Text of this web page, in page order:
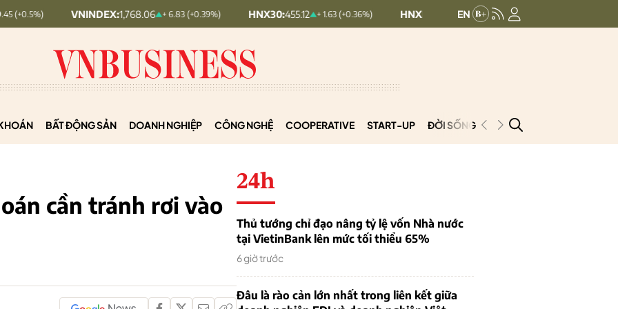
VNINDEX: 1,768.06 + 6.83 (+0.39%) HNX30: 455.12 + 1.63 (+0.36%) HNXINDEX: 293.44 + 0.25 (+0.09%)
BẤT ĐỘNG SẢN DOANH NGHIỆP CÔNG NGHỆ COOPERATIVE START-UP ĐỜI SỐNG PODCAST
cần tránh rơi vào
24h
Thủ tướng chỉ đạo nâng tỷ lệ vốn Nhà nước
tại VietinBank lên mức tối thiểu 65%
6 giờ trước
Đâu là rào cản lớn nhất trong liên kết giữa